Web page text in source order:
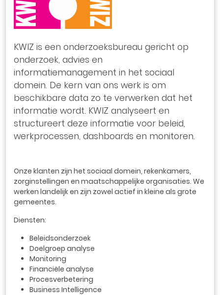
KWIZ is een onderzoeksbureau gericht op
onderzoek, advies en
informatiemanagement in het sociaal
domein. De kern van ons werk is om
beschikbare data zo te verwerken dat het
informatie wordt. KWIZ analyseert en
structureert deze informatie voor beleid,
werkprocessen, dashboards en monitoren.
Onze klanten zijn het sociaal domein, rekenkamers,
zorginstellingen en maatschappelijke organisaties. We
werken landelijk en zijn zowel actief in kleine als grote
gemeentes.
Diensten:
Beleidsonderzoek
Doelgroep analyse
Monitoring
Financiële analyse
Procesverbetering
Business Intelligence